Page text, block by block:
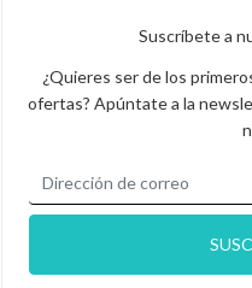
Suscríbete a
¿Quieres ser de los
ofertas? Apúntate a la